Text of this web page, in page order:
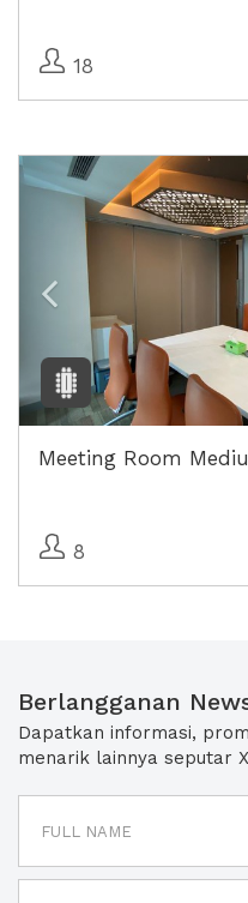
18
Previous
Meeting Room
8
Berlangganan
Dapatkan informasi,
menarik lainnya seputar